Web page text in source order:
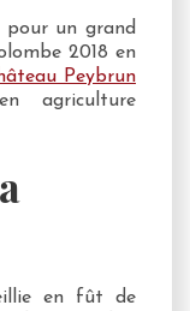
pour un grand
2018 en
Peybrun
agriculture
en fût de